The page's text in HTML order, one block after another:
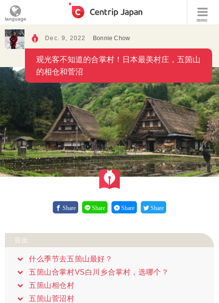
menu
language
Dec. 9, 2022 Bonnie Chow
观光客不知道的合掌村！日本最美村庄，五箇山
的相仓和菅沼
Share Share Share Share
目次
什么季节去五箇山最好？
五箇山合掌村VS白川乡合掌村，选哪个？
五箇山相仓村
五箇山菅沼村